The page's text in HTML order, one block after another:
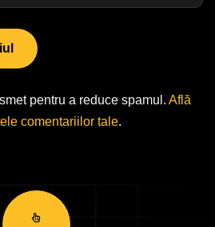
pentru a reduce spamul. Află
comentariilor tale.